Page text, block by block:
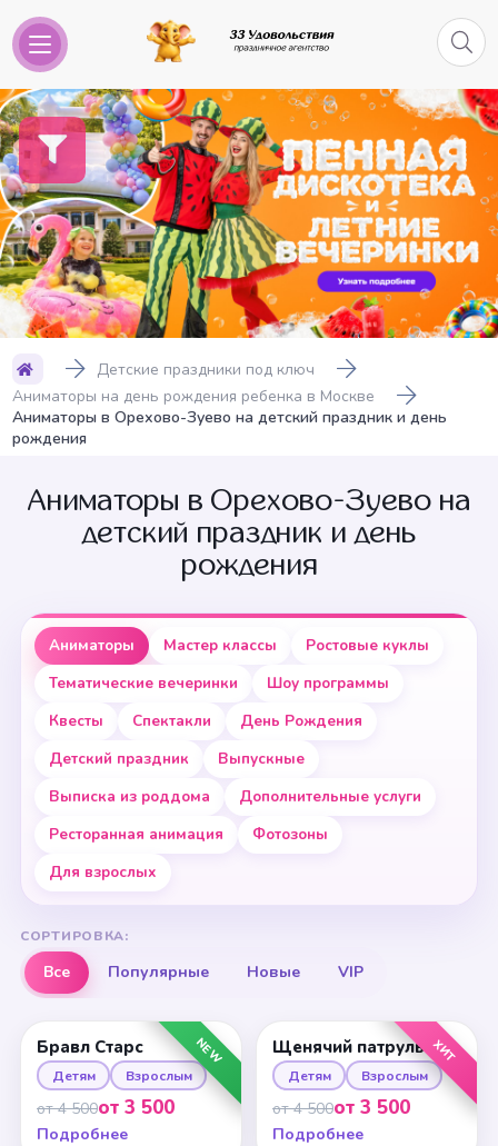
Детские праздники под ключ
Аниматоры на день рождения ребенка в Москве
Аниматоры в Орехово-Зуево на детский праздник и день
рождения
Аниматоры в Орехово-Зуево на
детский праздник и день
рождения
Аниматоры Мастер классы
Ростовые куклы
Тематические вечеринки
Шоу программы
Квесты
Спектакли
День Рождения
Детский праздник
Выпускные
Выписка из роддома
Дополнительные услуги
Ресторанная анимация
Фотозоны
Для взрослых
СОРТИРОВКА:
Все Популярные Новые VIP
NEW
Бравл Старс
Детям Взрослым
от 4 500от 3 500
Подробнее
ХИТ
Щенячий патруль
Детям Взрослым
от 4 500от 3 500
Подробнее